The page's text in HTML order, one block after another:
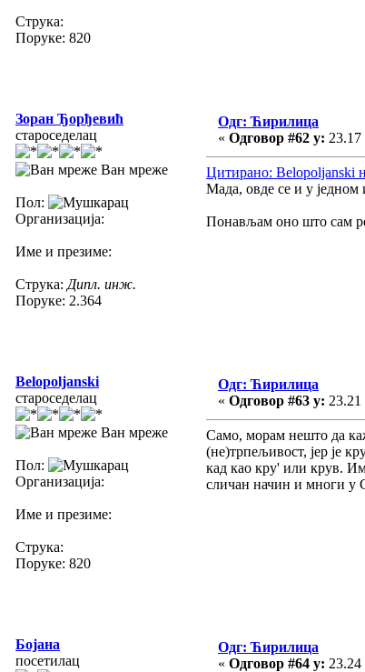
Струка:
Поруке: 820
Зоран Ђорђевић
староседелац
Ван мреже
Пол:
Организација:
Име и презиме:
Струка: Дипл. инж.
Поруке: 2.364
Одг: Ћирилица
« Одговор #62 у: 23.17
Цитирано: Belopoljanski
Мада, овде се и у једном
Понављам оно што сам
Belopoljanski
староседелац
Ван мреже
Пол:
Организација:
Име и презиме:
Струка:
Поруке: 820
Одг: Ћирилица
« Одговор #63 у: 23.21
Само, морам нешто да
(не)трпељивост, јер је
кад као кру' или крув.
сличан начин и многи у
Бојана
посетилац
Одг: Ћирилица
« Одговор #64 у: 23.24